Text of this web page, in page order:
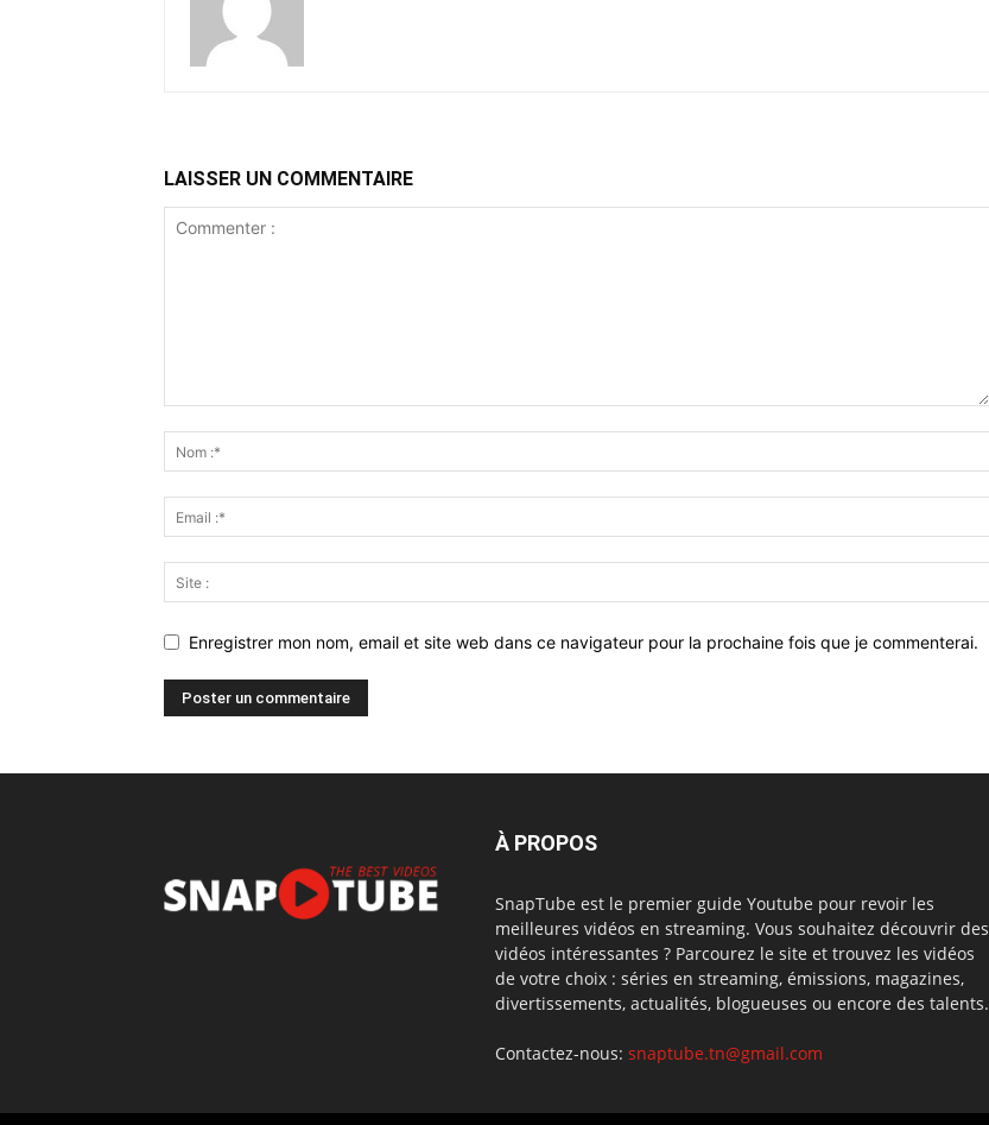
LAISSER UN COMMENTAIRE
Enregistrer mon nom, email et site web dans ce navigateur pour la prochaine fois que je commenterai.
À PROPOS
SnapTube est le premier guide Youtube pour revoir les
meilleures vidéos en streaming. Vous souhaitez découvrir des
vidéos intéressantes ? Parcourez le site et trouvez les vidéos
de votre choix : séries en streaming, émissions, magazines,
divertissements, actualités, blogueuses ou encore des talents.
Contactez-nous: snaptube.tn@gmail.com